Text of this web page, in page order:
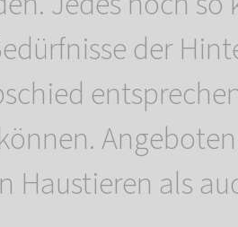
der
Haustieren als